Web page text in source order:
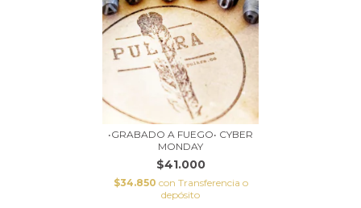
•GRABADO A FUEGO• CYBER
MONDAY
$41.000
$34.850 con Transferencia o
depósito